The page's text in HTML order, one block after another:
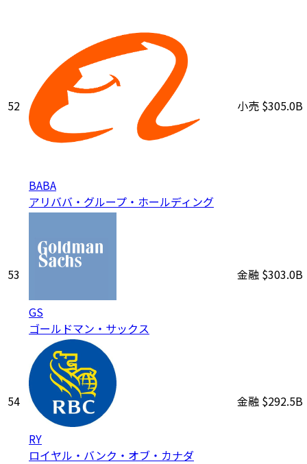
52
BABA
アリババ・グループ・ホールディング
小売 $305.0B
53
GS
ゴールドマン・サックス
金融 $303.0B
54
RY
ロイヤル・バンク・オブ・カナダ
金融 $292.5B